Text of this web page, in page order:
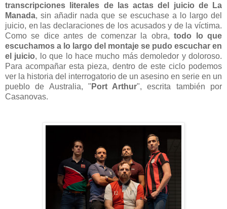
transcripciones literales de las actas del juicio de La
Manada, sin añadir nada que se escuchase a lo largo del
juicio, en las declaraciones de los acusados y de la víctima.
Como se dice antes de comenzar la obra,todo lo que
escuchamos a lo largo del montaje se pudo escuchar en
el juicio, lo que lo hace mucho más demoledor y doloroso.
Para acompañar esta pieza, dentro de este ciclo podemos
ver la historia del interrogatorio de un asesino en serie en un
pueblo de Australia, " Port Arthur", escrita también por
Casanovas.